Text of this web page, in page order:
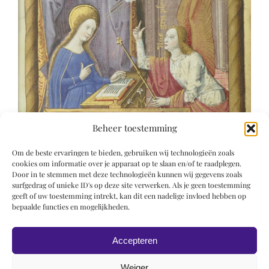
Beheer toestemming
Om de beste ervaringen te bieden, gebruiken wij technologieën zoals
cookies om informatie over je apparaat op te slaan en/of te raadplegen.
Door in te stemmen met deze technologieën kunnen wij gegevens zoals
surfgedrag of unieke ID's op deze site verwerken. Als je geen toestemming
geeft of uw toestemming intrekt, kan dit een nadelige invloed hebben op
bepaalde functies en mogelijkheden.
Accepteren